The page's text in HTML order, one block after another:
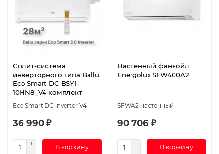
Сплит-система
инверторного типа Ballu
Eco Smart DC BSYI-
10HN8_V4 комплект
Eco Smart DC inverter V4
36 990 ₽
В корзину
Настенный фанкойл
Energolux SFW400A2
SFWA2 настенный
90 706 ₽
В корзину